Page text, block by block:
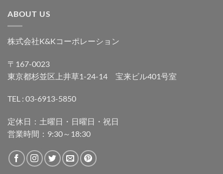
ABOUT US
株式会社K&Kコーポレーション
〒167-0023
東京都杉並区上井草1-24-14 宝来ビル401号室
TEL : 03-6913-5850
定休日：土曜日・日曜日・祝日
営業時間：9:30～18:30